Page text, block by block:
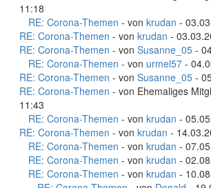
11:18
RE: Corona-Themen - von krudan -
RE: Corona-Themen - von krudan -
RE: Corona-Themen - von Susanne_05 -
RE: Corona-Themen - von urmel57 -
RE: Corona-Themen - von Susanne_05 -
RE: Corona-Themen - von Ehemaliges
11:43
RE: Corona-Themen - von krudan -
RE: Corona-Themen - von krudan -
RE: Corona-Themen - von krudan -
RE: Corona-Themen - von krudan -
RE: Corona-Themen - von krudan -